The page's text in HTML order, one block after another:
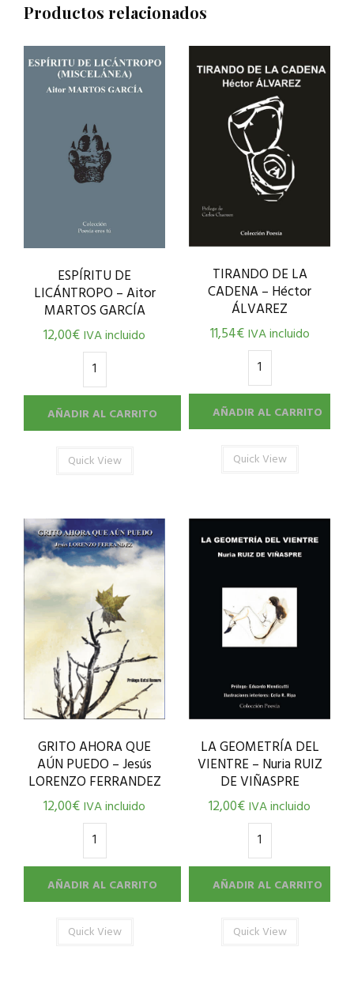
Productos relacionados
ESPÍRITU DE
LICÁNTROPO – Aitor
MARTOS GARCÍA
12,00€IVA incluido
AÑADIR AL CARRITO
Quick View
TIRANDO DE LA
CADENA – Héctor
ÁLVAREZ
11,54€ IVA incluido
AÑADIR AL CARRITO
Quick View
GRITO AHORA QUE
AÚN PUEDO – Jesús
LORENZO FERRANDEZ
12,00€IVA incluido
AÑADIR AL CARRITO
Quick View
LA GEOMETRÍA DEL
VIENTRE – Nuria RUIZ
DE VIÑASPRE
12,00€IVA incluido
AÑADIR AL CARRITO
Quick View